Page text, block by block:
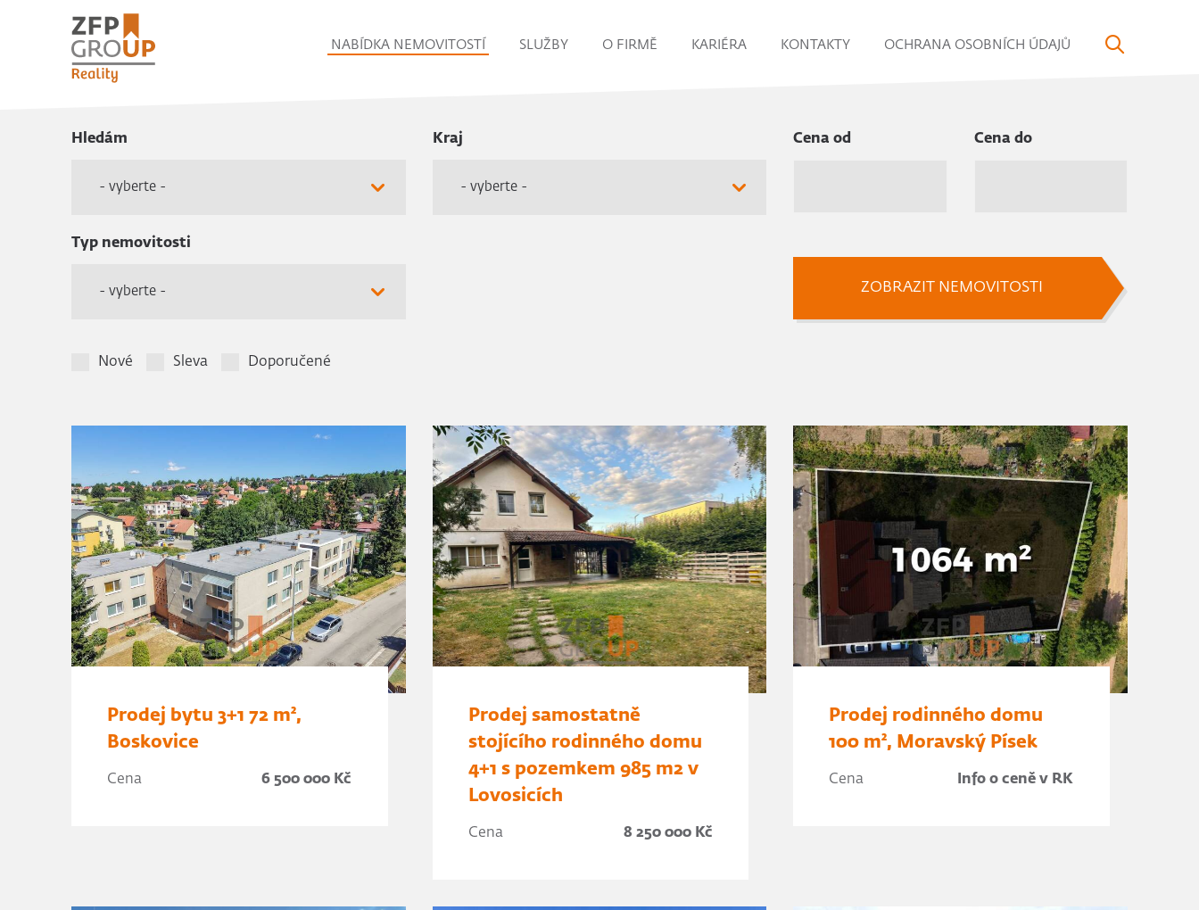
NABÍDKA NEMOVITOSTÍ SLUŽBY O FIRMĚ KARIÉRA KONTAKTY OCHRANA OSOBNÍCH ÚDAJŮ
Hledám
- vyberte -
Kraj
- vyberte -
Cena od Cena do
Typ nemovitosti
- vyberte -
Nové Sleva Doporučené
ZOBRAZIT NEMOVITOSTI
Prodej bytu 3+1 72 m²,
Boskovice
Cena 6 500 000 Kč
Prodej samostatně
stojícího rodinného domu
4+1 s pozemkem 985 m2 v
Lovosicích
Cena 8 250 000 Kč
Prodej rodinného domu
100 m², Moravský Písek
Cena Info o ceně v RK